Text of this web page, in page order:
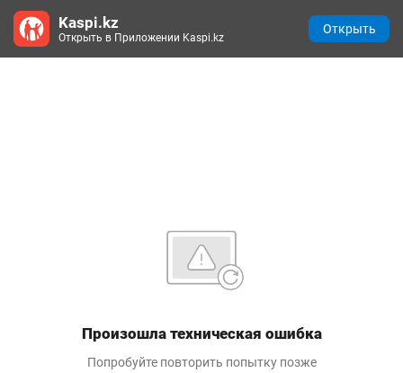
Произошла техническая ошибка
Попробуйте повторить попытку позже
Kaspi.kz
Открыть в Приложении Kaspi.kz
Открыть